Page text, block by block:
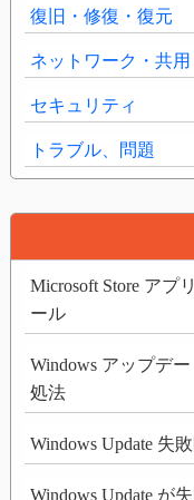
復旧・修復・復元
ネットワーク・共用
セキュリティ
トラブル、問題
Microsoft Store アプ
ール
Windows アップデ
処法
Windows Update 失
Windows Update が